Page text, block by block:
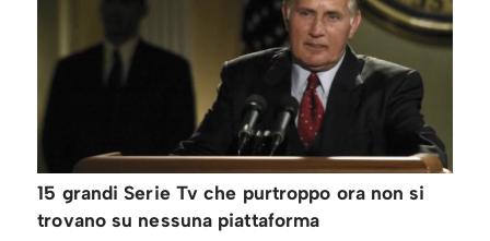
15 grandi Serie Tv che purtroppo ora non si
trovano su nessuna piattaforma